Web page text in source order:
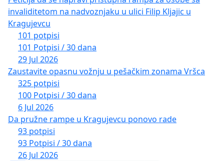
invaliditetom na nadvoznjaku u ulici Filip Kljajic u
Kragujevcu
101 potpisi
101 Potpisi / 30 dana
29 Jul 2026
Zaustavite opasnu vožnju u pešačkim zonama Vršca
325 potpisi
100 Potpisi / 30 dana
6 Jul 2026
Da pružne rampe u Kragujevcu ponovo rade
93 potpisi
93 Potpisi / 30 dana
26 Jul 2026